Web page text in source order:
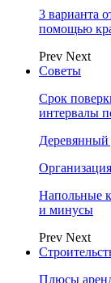
3 варианта
помощью
Prev Next
Советы
Срок
интервалы
Напольные
и минусы
Prev Next
Плюсы